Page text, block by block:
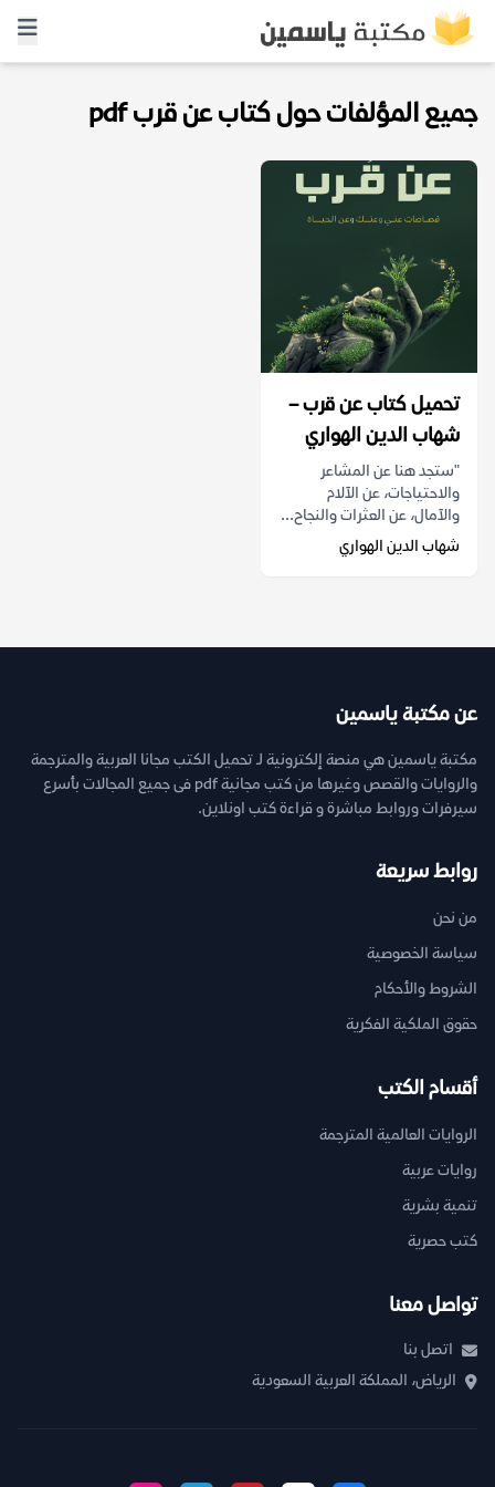
جميع المؤلفات حول كتاب عن قرب pdf
تحميل كتاب عن قرب –
شهاب الدين الهواري
"ستجد هنا عن المشاعر
والاحتياجات، عن الآلام
والآمال، عن العثرات والنجاح...
شهاب الدين الهواري
عن مكتبة ياسمين
مكتبة ياسمين هي منصة إلكترونية لـ تحميل الكتب مجانا العربية والمترجمة
والروايات والقصص وغيرها من كتب مجانية pdf فى جميع المجالات بأسرع
سيرفرات وروابط مباشرة و قراءة كتب اونلاين.
روابط سريعة
من نحن
سياسة الخصوصية
الشروط والأحكام
حقوق الملكية الفكرية
أقسام الكتب
الروايات العالمية المترجمة
روايات عربية
تنمية بشرية
كتب حصرية
تواصل معنا
اتصل بنا
الرياض، المملكة العربية السعودية